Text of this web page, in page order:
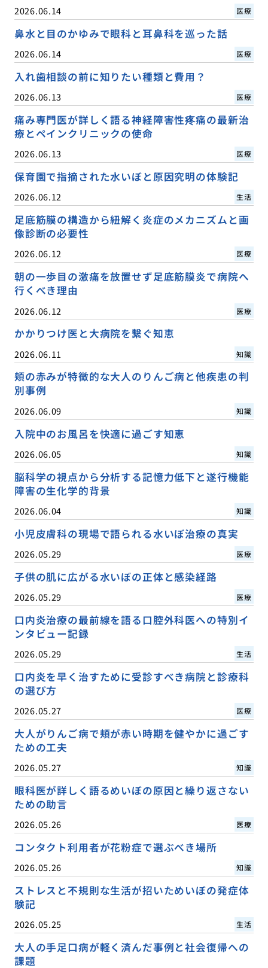
2026.06.14 医療
鼻水と目のかゆみで眼科と耳鼻科を巡った話
2026.06.14 医療
入れ歯相談の前に知りたい種類と費用？
2026.06.13 医療
痛み専門医が詳しく語る神経障害性疼痛の最新治
療とペインクリニックの使命
2026.06.13 医療
保育園で指摘された水いぼと原因究明の体験記
2026.06.12 生活
足底筋膜の構造から紐解く炎症のメカニズムと画
像診断の必要性
2026.06.12 医療
朝の一歩目の激痛を放置せず足底筋膜炎で病院へ
行くべき理由
2026.06.12 医療
かかりつけ医と大病院を繋ぐ知恵
2026.06.11 知識
頬の赤みが特徴的な大人のりんご病と他疾患の判
別事例
2026.06.09 知識
入院中のお風呂を快適に過ごす知恵
2026.06.05 知識
脳科学の視点から分析する記憶力低下と遂行機能
障害の生化学的背景
2026.06.04 知識
小児皮膚科の現場で語られる水いぼ治療の真実
2026.05.29 医療
子供の肌に広がる水いぼの正体と感染経路
2026.05.29 医療
口内炎治療の最前線を語る口腔外科医への特別イ
ンタビュー記録
2026.05.29 生活
口内炎を早く治すために受診すべき病院と診療科
の選び方
2026.05.27 医療
大人がりんご病で頬が赤い時期を健やかに過ごす
ための工夫
2026.05.27 知識
眼科医が詳しく語るめいぼの原因と繰り返さない
ための助言
2026.05.26 医療
コンタクト利用者が花粉症で選ぶべき場所
2026.05.26 知識
ストレスと不規則な生活が招いためいぼの発症体
験記
2026.05.25 生活
大人の手足口病が軽く済んだ事例と社会復帰への
課題